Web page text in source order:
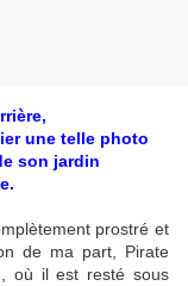
une telle photo
son jardin
prostré et
de ma part, Pirate
où il est resté sous